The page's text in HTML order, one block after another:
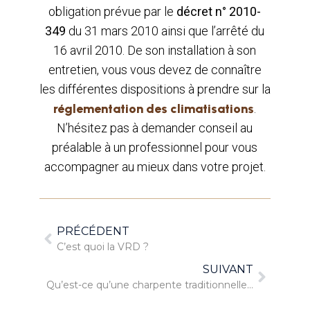
obligation prévue par le décret n° 2010-
349 du 31 mars 2010 ainsi que l’arrêté du
16 avril 2010. De son installation à son
entretien, vous vous devez de connaître
les différentes dispositions à prendre sur la
réglementation des climatisations
N’hésitez pas à demander conseil au
préalable à un professionnel pour vous
accompagner au mieux dans votre projet.
PRÉCÉDENT
C’est quoi la VRD ?
SUIVANT
Qu’est-ce qu’une charpente traditionnelle ?